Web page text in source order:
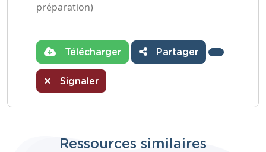
préparation)
Télécharger Partager
Signaler
Ressources similaires